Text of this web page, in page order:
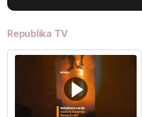
Republika TV